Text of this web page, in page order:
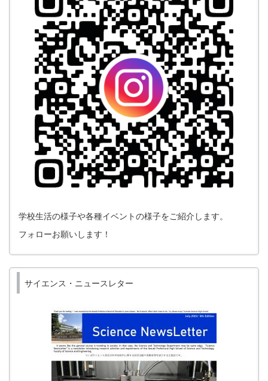
学校生活の様子や各種イベントの様子をご紹介します。
フォローお願いします！
サイエンス・ニュースレター